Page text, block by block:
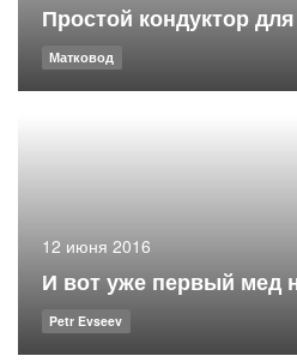
Простой кондуктор
Матковод
12 июня 2016
И вот уже первый мед
Petr Evseev